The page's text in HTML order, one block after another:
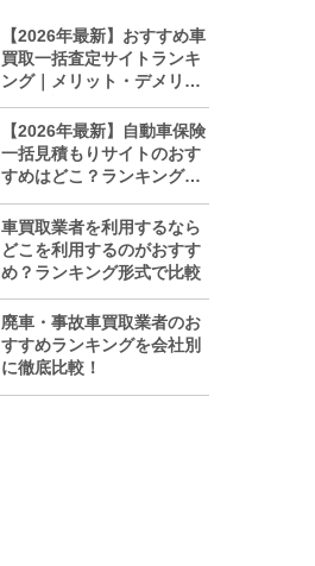
【2026年最新】おすすめ車
買取一括査定サイトランキ
ング｜メリット・デメリッ
トも解説
【2026年最新】自動車保険
一括見積もりサイトのおす
すめはどこ？ランキングで
車買取業者を利用するなら
どこを利用するのがおすす
め？ランキング形式で比較
廃車・事故車買取業者のお
すすめランキングを会社別
に徹底比較！